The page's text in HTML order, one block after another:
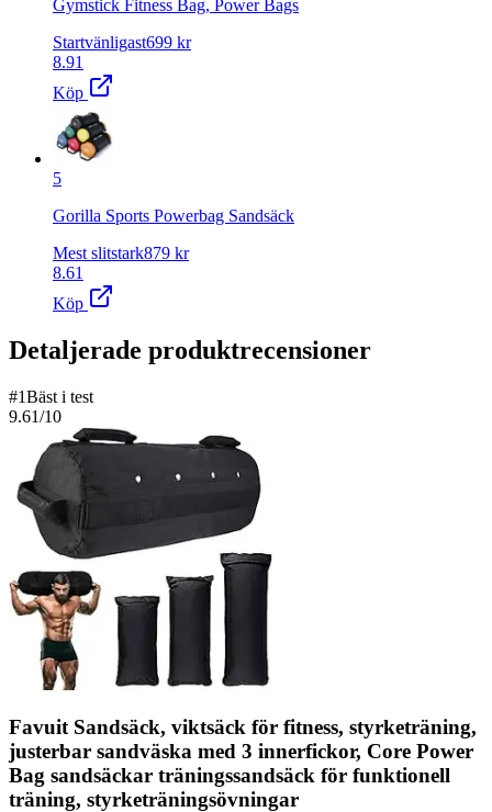
Gymstick Fitness Bag, Power Bags
Startvänligast699 kr
8.91
Köp
5
Gorilla Sports Powerbag Sandsäck
Mest slitstark879 kr
8.61
Köp
Detaljerade produktrecensioner
#1Bäst i test
9.61/10
Favuit Sandsäck, viktsäck för fitness, styrketräning,
justerbar sandväska med 3 innerfickor, Core Power
Bag sandsäckar träningssandsäck för funktionell
träning, styrketräningsövningar